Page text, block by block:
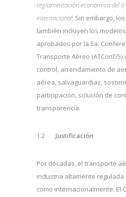
reglamentación económica del
internacional; Sin embargo,
también incluyen los
aprobados por la 5a.
Transporte Aéreo (ATConf/
control, arrendamiento de
aérea, salvaguardias,
participación, solución de
transparencia.
1.2 Justificación
Por décadas, el transporte
industria altamente regulada
como internacionalmente. El